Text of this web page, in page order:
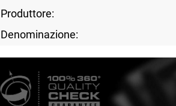
Produttore:
Denominazione: